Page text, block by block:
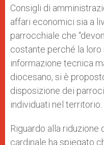
Consigli di
affari economici sia a
parrocchiale che
costante perché la loro
informazione tecnica
diocesano, si è
disposizione dei
individuati nel territorio.
Riguardo alla riduzione
cardinale ha spiegato